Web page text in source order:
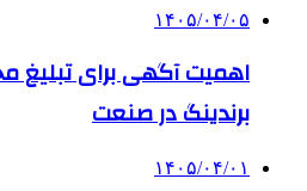
۱۴۰۵/۰۴/۰۵
اهمیت آگهی برای تبلیغ
برندینگ در صنعت
۱۴۰۵/۰۴/۰۱